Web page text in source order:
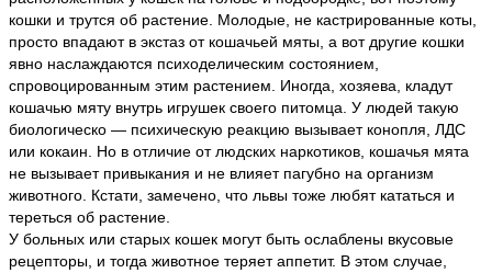
кошки и трутся об растение. Молодые, не кастрированные коты,
просто впадают в экстаз от кошачьей мяты, а вот другие кошки
явно наслаждаются психоделическим состоянием,
спровоцированным этим растением. Иногда, хозяева, кладут
кошачью мяту внутрь игрушек своего питомца. У людей такую
биологическо — психическую реакцию вызывает конопля, ЛДС
или кокаин. Но в отличие от людских наркотиков, кошачья мята
не вызывает привыкания и не влияет пагубно на организм
животного. Кстати, замечено, что львы тоже любят кататься и
тереться об растение.
У больных или старых кошек могут быть ослаблены вкусовые
рецепторы, и тогда животное теряет аппетит. В этом случае,